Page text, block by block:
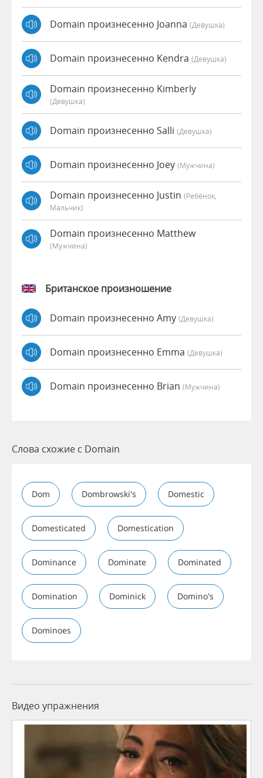
Domain произнесенно Joanna (девушка)
Domain произнесенно Kendra (девушка)
Domain произнесенно Kimberly
(девушка)
Domain произнесенно Salli (девушка)
Domain произнесенно Joey (мужчина)
Domain произнесенно Justin (Ребёнок,
Мальчик)
Domain произнесенно Matthew
(мужчина)
Британское произношение
Domain произнесенно Amy (девушка)
Domain произнесенно Emma (девушка)
Domain произнесенно Brian (мужчина)
Слова схожие с Domain
Dom Dombrowski's Domestic
Domesticated Domestication
Dominance Dominate Dominated
Domination Dominick Domino's
Dominoes
Видео упражнения